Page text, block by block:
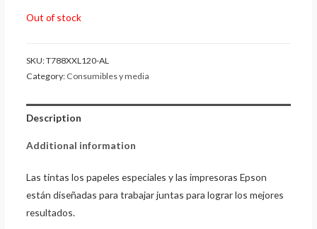
Out of stock
SKU:T788XXL120-AL
Category: Consumibles y media
Description
Additional information
Las tintas los papeles especiales y las impresoras Epson
están diseñadas para trabajar juntas para lograr los mejores
resultados.